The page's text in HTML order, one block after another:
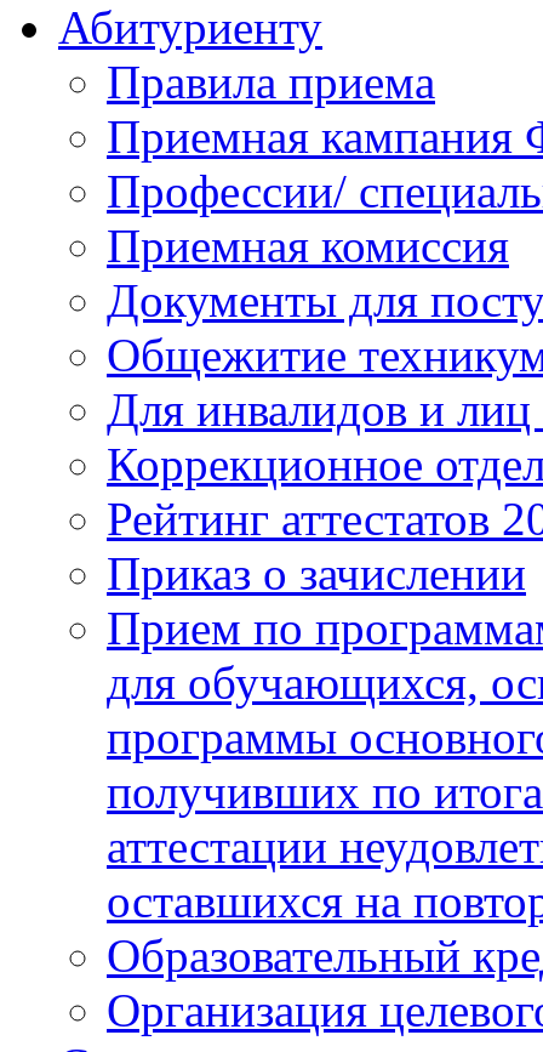
Абитуриенту
Правила приема
Приемная кампания
Профессии/
Приемная комиссия
Документы для
Общежитие
Для инвалидов и
Коррекционное
Рейтинг аттестатов
Приказ о зачислении
Прием по
для обучающихся,
программы
получивших по
аттестации
оставшихся на
Образовательный
Организация